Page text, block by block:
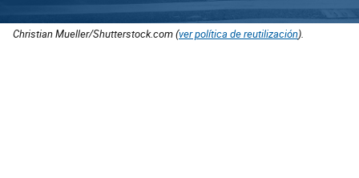
Christian Mueller/Shutterstock.com (ver política de reutilización).